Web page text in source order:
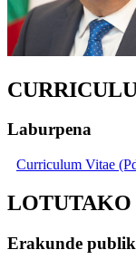
Laburpena
Curriculum Vitae
Erakunde